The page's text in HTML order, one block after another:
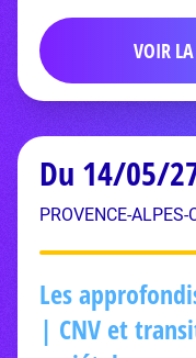
VOIR
Du 14/05/
PROVENCE-
Les
| CNV et